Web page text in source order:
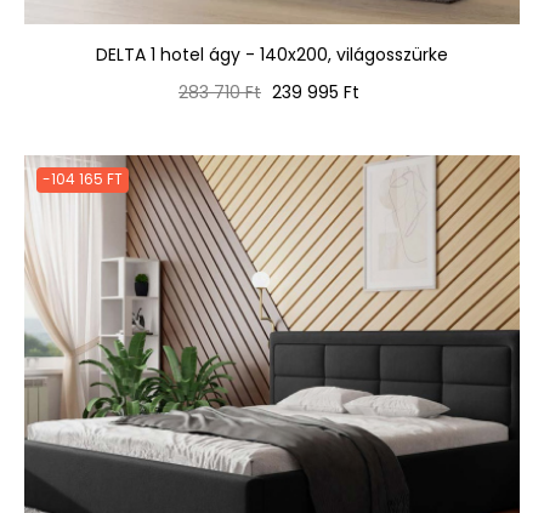
DELTA 1 hotel ágy - 140x200, világosszürke
Normál
283 710 Ft Ár
239 995 Ft
-104 165 FT